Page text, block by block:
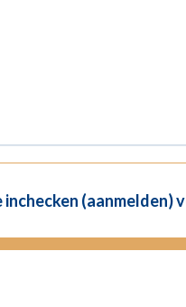
inchecken